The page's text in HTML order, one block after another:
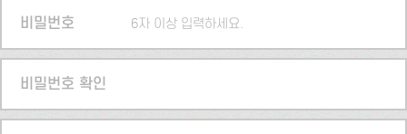
비밀번호 6자 이상 입력하세요.
비밀번호 확인